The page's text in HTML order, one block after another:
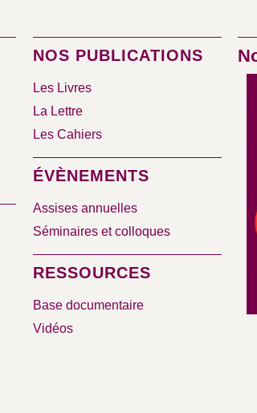
NOS PUBLICATIONS
Les Livres
La Lettre
Les Cahiers
ÉVÈNEMENTS
Assises annuelles
Séminaires et colloques
RESSOURCES
Base documentaire
Vidéos